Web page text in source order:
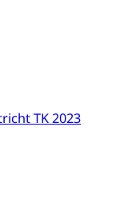
TK 2023